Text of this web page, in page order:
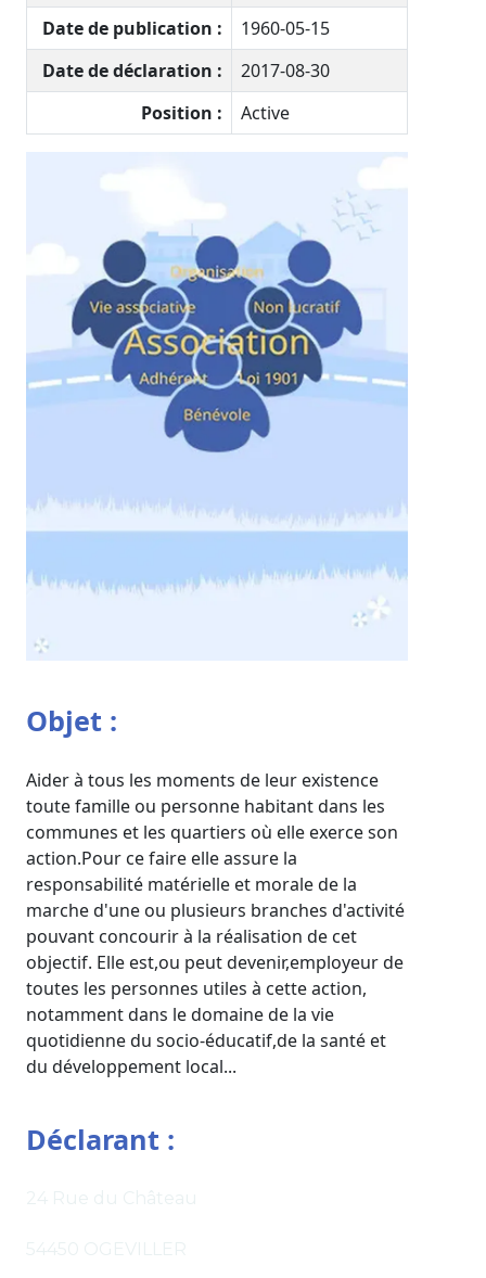
Date de publication :
1960-05-15
Date de déclaration :
2017-08-30
Position :
Active
Objet :
Aider à tous les moments de leur existence
toute famille ou personne habitant dans les
communes et les quartiers où elle exerce son
action.Pour ce faire elle assure la
responsabilité matérielle et morale de la
marche d'une ou plusieurs branches d'activité
pouvant concourir à la réalisation de cet
objectif. Elle est,ou peut devenir,employeur de
toutes les personnes utiles à cette action,
notamment dans le domaine de la vie
quotidienne du socio-éducatif,de la santé et
du développement local...
Déclarant :